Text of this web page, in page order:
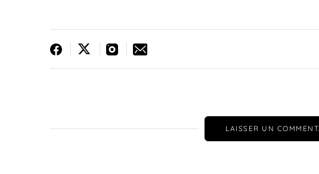
LAISSER UN